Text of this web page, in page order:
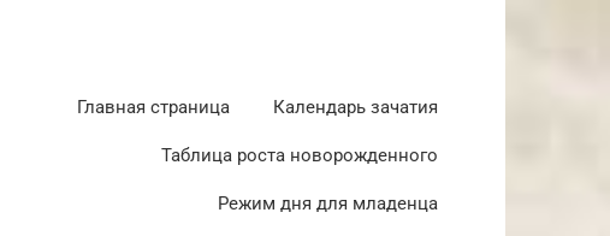
Главная страница Календарь зачатия
Таблица роста новорожденного
Режим дня для младенца